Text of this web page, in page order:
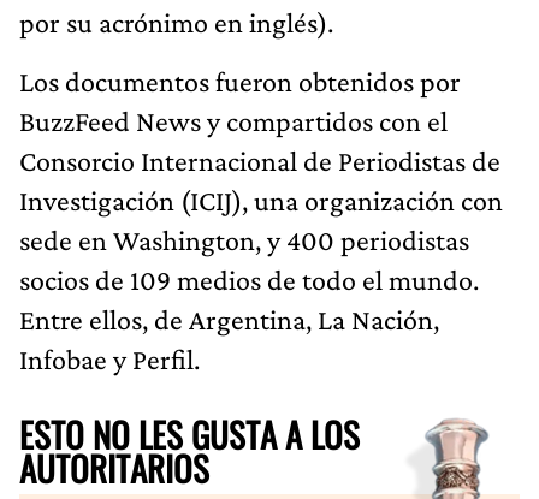
por su acrónimo en inglés).
Los documentos fueron obtenidos por
BuzzFeed News y compartidos con el
Consorcio Internacional de Periodistas de
Investigación (ICIJ), una organización con
sede en Washington, y 400 periodistas
socios de 109 medios de todo el mundo.
Entre ellos, de Argentina, La Nación,
Infobae y Perfil.
ESTO NO LES GUSTA A LOS
AUTORITARIOS